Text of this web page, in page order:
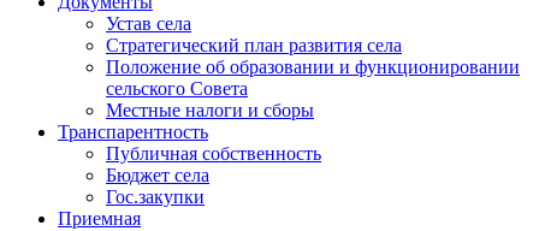
Устав села
Стратегический план развития села
Положение об образовании и функционировании
сельского Совета
Местные налоги и сборы
Транспарентность
Публичная собственность
Бюджет села
Гос.закупки
Приемная